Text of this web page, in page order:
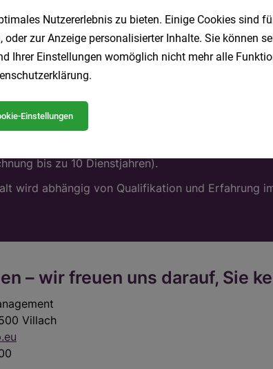
Nutzererlebnis zu bieten. Einige Cookies sind
zur Anzeige personalisierter Inhalte. Sie können
Ihrer Einstellungen womöglich nicht mehr alle
.
Einstellungen